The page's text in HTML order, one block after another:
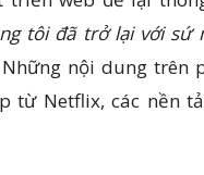
tôi đã trở lại với
nội dung trên
từ Netflix, các nền